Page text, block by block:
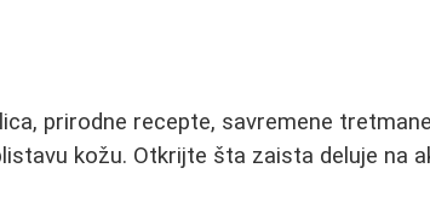
prirodne recepte, savremene
kožu. Otkrijte šta zaista deluje na